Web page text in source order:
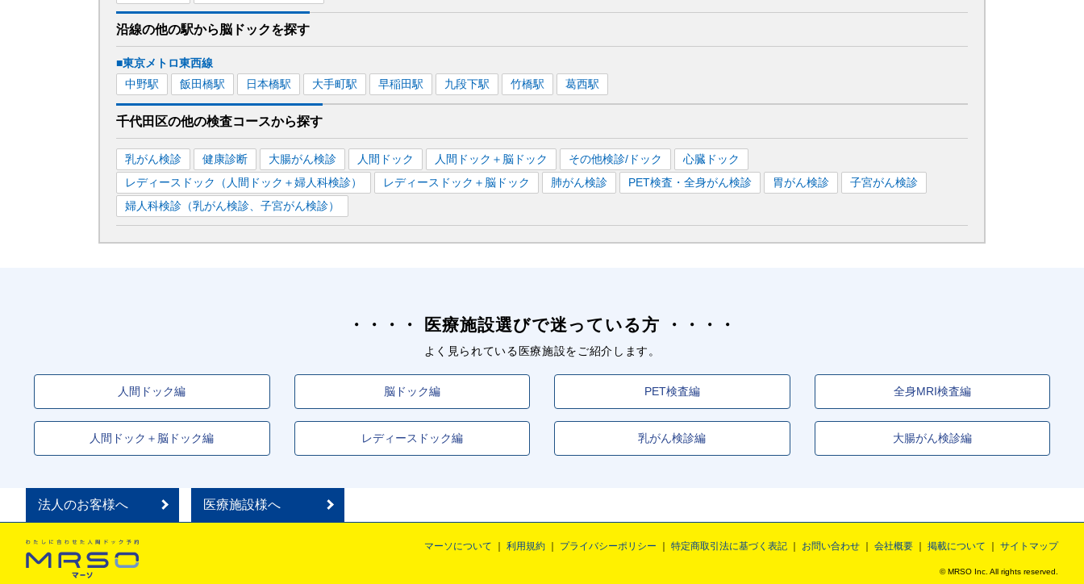
沿線の他の駅から脳ドックを探す
■東京メトロ東西線
中野駅 飯田橋駅 日本橋駅 大手町駅 早稲田駅 九段下駅 竹橋駅 葛西駅
千代田区の他の検査コースから探す
乳がん検診 健康診断 大腸がん検診 人間ドック 人間ドック＋脳ドック その他検診/ドック
心臓ドック
レディースドック（人間ドック＋婦人科検診）
レディースドック＋脳ドック 肺がん検診 PET検査・全身がん検診 胃がん検診
子宮がん検診
婦人科検診（乳がん検診、子宮がん検診）
医療施設選びで迷っている方
よく見られている医療施設をご紹介します。
人間ドック編 脳ドック編 PET検査編 全身MRI検査編
人間ドック＋脳ドック編 レディースドック編 乳がん検診編 大腸がん検診編
法人のお客様へ 医療施設様へ
マーソについて 利用規約 プライバシーポリシー 特定商取引法に基づく表記 お問い合わせ 会社概要 掲載について サイトマップ
© MRSO Inc. All rights reserved.